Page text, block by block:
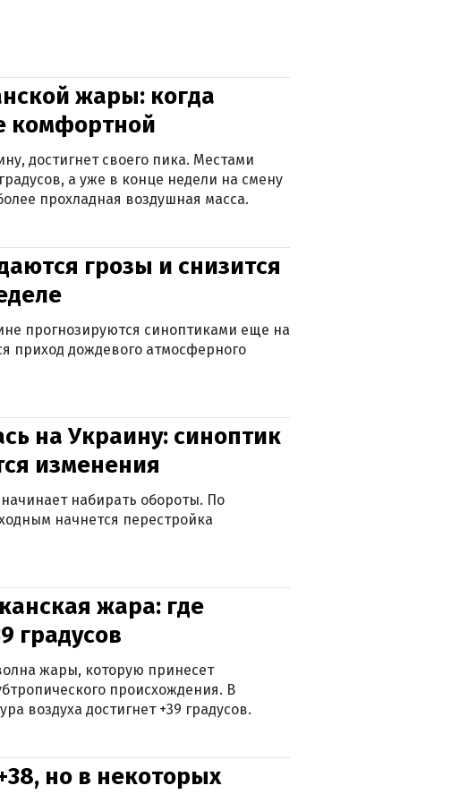
жары: когда
комфортной
достигнет своего пика. Местами
а уже в конце недели на смену
прохладная воздушная масса.
грозы и снизится
прогнозируются синоптиками еще на
приход дождевого атмосферного
на Украину: синоптик
изменения
набирать обороты. По
начнется перестройка
жара: где
градусов
жары, которую принесет
происхождения. В
воздуха достигнет +39 градусов.
но в некоторых